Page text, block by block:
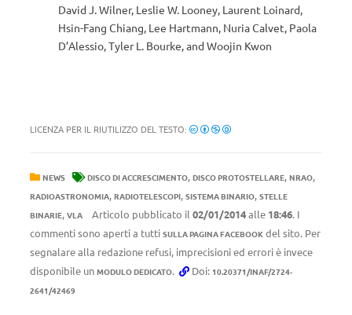
David J. Wilner, Leslie W. Looney, Laurent Loinard,
Hsin-Fang Chiang, Lee Hartmann, Nuria Calvet, Paola
D’Alessio, Tyler L. Bourke, and Woojin Kwon
LICENZA PER IL RIUTILIZZO DEL TESTO:
NEWS DISCO DI ACCRESCIMENTO, DISCO PROTOSTELLARE, NRAO,
RADIOASTRONOMIA, RADIOTELESCOPI, SISTEMA BINARIO, STELLE
BINARIE, VLA Articolo pubblicato il 02/01/2014alle 18:46. I
commenti sono aperti a tutti SULLA PAGINA FACEBOOK del sito. Per
segnalare alla redazione refusi, imprecisioni ed errori è invece
disponibile un MODULO DEDICATO. Doi: 10.20371/INAF/2724-
2641/42469